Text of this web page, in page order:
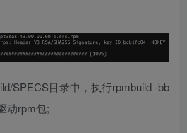
SPECS目录中，执行rpmbuild -bb
动rpm包;